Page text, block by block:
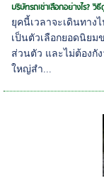
บริษัทรถเช่าเลือกอย่างไร? วิ
ยุคนี้เวลาจะเดินทาง
เป็นตัวเลือกยอดนิยม
ส่วนตัว และไม่ต้องกั
ใหญ่สำ...